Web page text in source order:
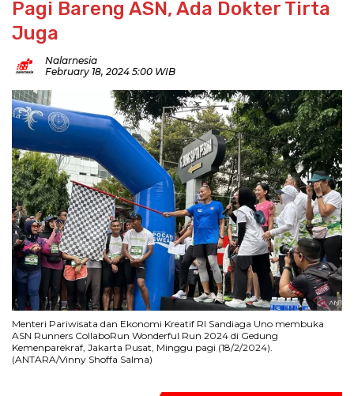
Pagi Bareng ASN, Ada Dokter Tirta
Juga
Nalarnesia
February 18, 2024 5:00 WIB
Menteri Pariwisata dan Ekonomi Kreatif RI Sandiaga Uno membuka
ASN Runners CollaboRun Wonderful Run 2024 di Gedung
Kemenparekraf, Jakarta Pusat, Minggu pagi (18/2/2024).
(ANTARA/Vinny Shoffa Salma)